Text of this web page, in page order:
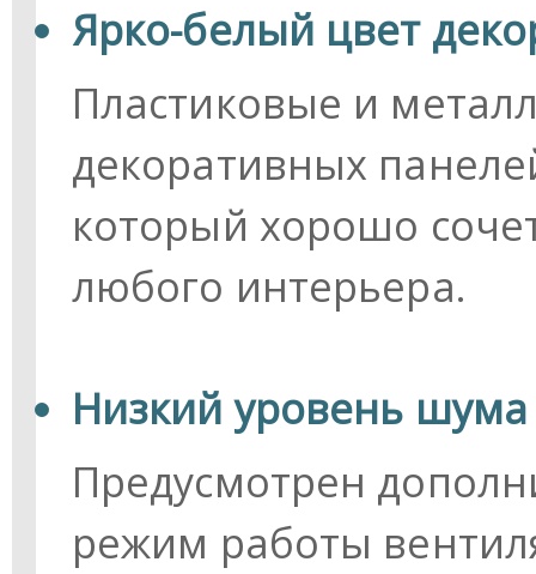
Ярко-белый цвет
Пластиковые и
декоративных
который хорошо
любого интерьера.
Низкий уровень шума
Предусмотрен
режим работы